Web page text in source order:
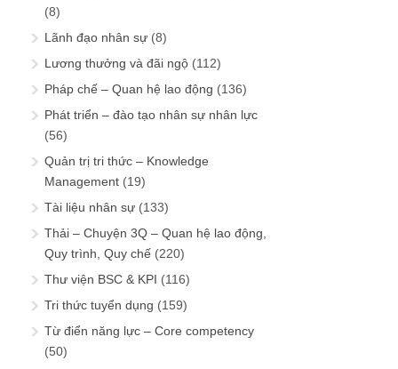
(8)
Lãnh đạo nhân sự (8)
Lương thưởng và đãi ngộ (112)
Pháp chế – Quan hệ lao động (136)
Phát triển – đào tạo nhân sự nhân lực
(56)
Quản trị tri thức – Knowledge
Management (19)
Tài liệu nhân sự (133)
Thải – Chuyện 3Q – Quan hệ lao động,
Quy trình, Quy chế (220)
Thư viện BSC & KPI (116)
Tri thức tuyển dụng (159)
Từ điển năng lực – Core competency
(50)